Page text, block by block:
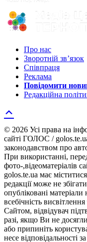
Про нас
Зворотній зв’язок
Співпраця
Реклама
Повідомити
Редакційна
© 2026 Усі права на
сайті ГОЛОС /
законодавством про
При використанні,
фото-,відеоматеріалів
golos.te.ua має
редакції може не
опубліковані
всебічність
Сайтом, відвідувач
разі, якщо Ви не
або припиніть
несе відповідальності